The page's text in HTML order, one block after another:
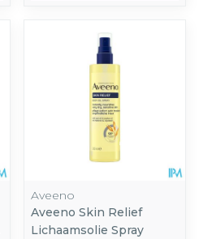
Aveeno
Aveeno Skin Relief
Lichaamsolie Spray